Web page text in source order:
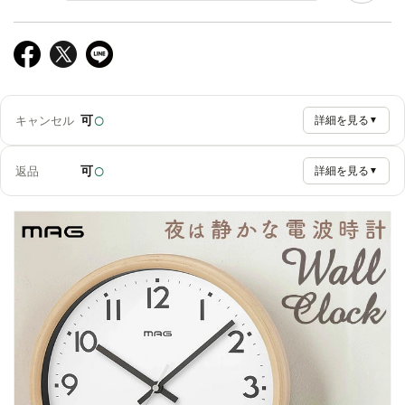
キャンセル 可○ 詳細を見る ▼
返品 可○ 詳細を見る ▼